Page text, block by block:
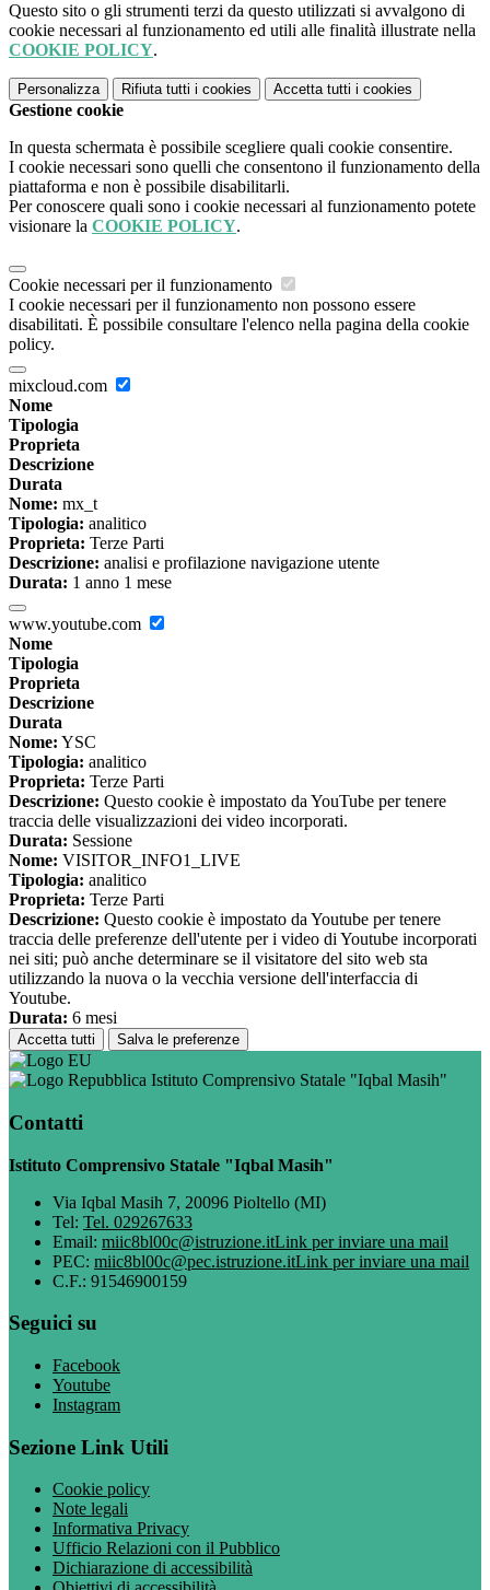
Questo sito o gli strumenti terzi da questo utilizzati si avvalgono di
cookie necessari al funzionamento ed utili alle finalità illustrate nella
COOKIE POLICY.
Personalizza Rifiuta tutti i cookies Accetta tutti i cookies
Gestione cookie
In questa schermata è possibile scegliere quali cookie consentire.
I cookie necessari sono quelli che consentono il funzionamento della
piattaforma e non è possibile disabilitarli.
Per conoscere quali sono i cookie necessari al funzionamento potete
visionare la COOKIE POLICY.
Cookie necessari per il funzionamento
I cookie necessari per il funzionamento non possono essere
disabilitati. È possibile consultare l'elenco nella pagina della cookie
policy.
mixcloud.com
Nome
Tipologia
Proprieta
Descrizione
Durata
Nome: mx_t
Tipologia: analitico
Proprieta: Terze Parti
Descrizione: analisi e profilazione navigazione utente
Durata: 1 anno 1 mese
www.youtube.com
Nome
Tipologia
Proprieta
Descrizione
Durata
Nome: YSC
Tipologia: analitico
Proprieta: Terze Parti
Descrizione: Questo cookie è impostato da YouTube per tenere
traccia delle visualizzazioni dei video incorporati.
Durata: Sessione
Nome: VISITOR_INFO1_LIVE
Tipologia: analitico
Proprieta: Terze Parti
Descrizione: Questo cookie è impostato da Youtube per tenere
traccia delle preferenze dell'utente per i video di Youtube incorporati
nei siti; può anche determinare se il visitatore del sito web sta
utilizzando la nuova o la vecchia versione dell'interfaccia di
Youtube.
Durata: 6 mesi
Accetta tutti Salva le preferenze
Istituto Comprensivo Statale "Iqbal Masih"
Contatti
Istituto Comprensivo Statale "Iqbal Masih"
Via Iqbal Masih 7, 20096 Pioltello (MI)
Tel: Tel. 029267633
Email: miic8bl00c@istruzione.itLink per inviare una mail
PEC: miic8bl00c@pec.istruzione.itLink per inviare una mail
C.F.: 91546900159
Seguici su
Facebook
Youtube
Instagram
Sezione Link Utili
Cookie policy
Note legali
Informativa Privacy
Ufficio Relazioni con il Pubblico
Dichiarazione di accessibilità